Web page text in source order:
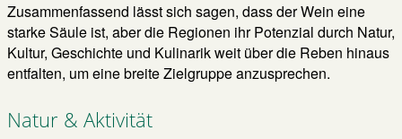
Zusammenfassend lässt sich sagen, dass der Wein eine
starke Säule ist, aber die Regionen ihr Potenzial durch Natur,
Kultur, Geschichte und Kulinarik weit über die Reben hinaus
entfalten, um eine breite Zielgruppe anzusprechen.
Natur & Aktivität